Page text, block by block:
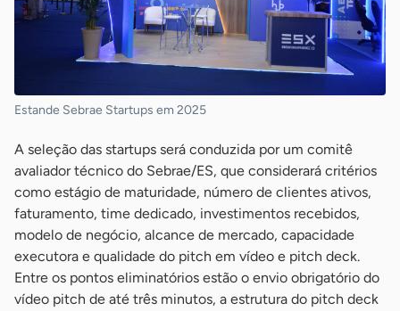
Estande Sebrae Startups em 2025
A seleção das startups será conduzida por um comitê
avaliador técnico do Sebrae/ES, que considerará critérios
como estágio de maturidade, número de clientes ativos,
faturamento, time dedicado, investimentos recebidos,
modelo de negócio, alcance de mercado, capacidade
executora e qualidade do pitch em vídeo e pitch deck.
Entre os pontos eliminatórios estão o envio obrigatório do
vídeo pitch de até três minutos, a estrutura do pitch deck